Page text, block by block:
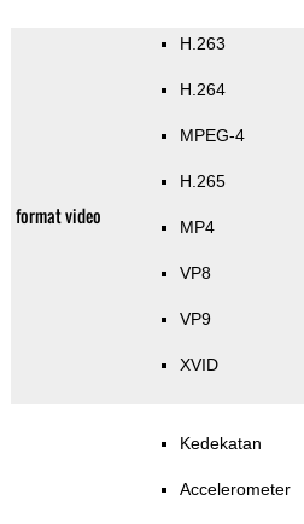
format video
H.263
H.264
MPEG-4
H.265
MP4
VP8
VP9
XVID
Kedekatan
Accelerometer